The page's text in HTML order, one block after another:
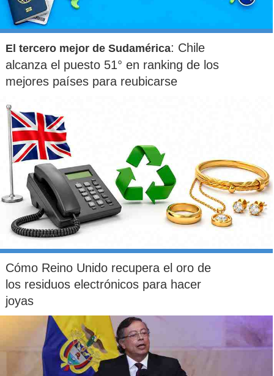
El tercero mejor de Sudamérica: Chile
alcanza el puesto 51° en ranking de los
mejores países para reubicarse
Cómo Reino Unido recupera el oro de
los residuos electrónicos para hacer
joyas